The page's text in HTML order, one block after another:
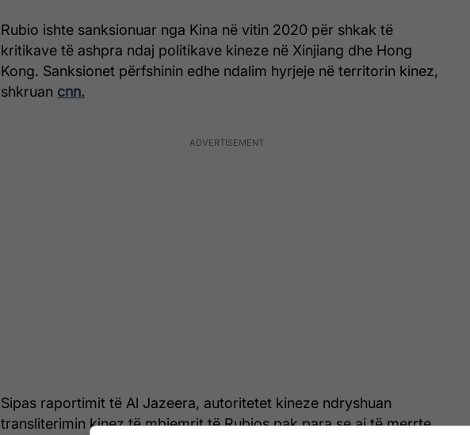
Rubio ishte sanksionuar nga Kina në vitin 2020 për shkak të
kritikave të ashpra ndaj politikave kineze në Xinjiang dhe Hong
Kong. Sanksionet përfshinin edhe ndalim hyrjeje në territorin kinez,
shkruan cnn.
Sipas raportimit të Al Jazeera, autoritetet kineze ndryshuan
transliterimin kinez të mbiemrit të Rubios pak para se ai të merrte